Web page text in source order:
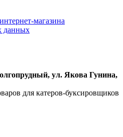
магазина
данных
ул. Якова Гунина,
для катеров-буксировщиков